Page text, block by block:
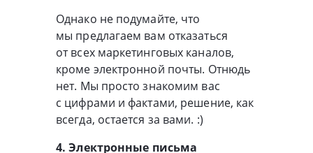
Однако не подумайте, что
мы предлагаем вам отказаться
от всех маркетинговых каналов,
кроме электронной почты. Отнюдь
нет. Мы просто знакомим вас
с цифрами и фактами, решение, как
всегда, остается за вами. :)
4. Электронные письма